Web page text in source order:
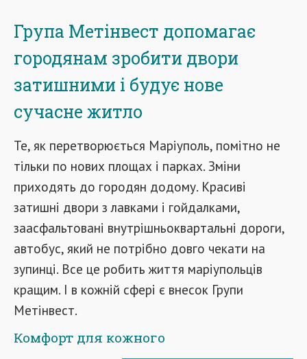
Група Метінвест допомагає
городянам зробити двори
затишними і будує нове
сучасне житло
Те, як перетворюється Маріуполь, помітно не
тільки по нових площах і парках. Зміни
приходять до городян додому. Красиві
затишні двори з лавками і гойдалками,
заасфальтовані внутрішньоквартальні дороги,
автобус, який не потрібно довго чекати на
зупинці. Все це робить життя маріупольців
кращим. І в кожній сфері є внесок Групи
Метінвест.
Комфорт для кожного